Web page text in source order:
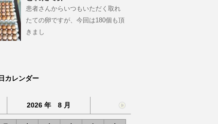
患者さんからいつもいただく取れ
たての卵ですが、今回は180個も頂
きまし
カレンダー
2026 年 8 月